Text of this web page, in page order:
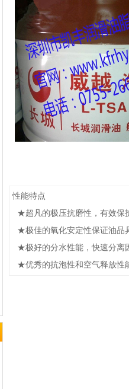
性能特点
★超凡的极压抗磨性，有效保
★极佳的氧化安定性保证油品
★极好的分水性能，快速分离
★优秀的抗泡性和空气释放性